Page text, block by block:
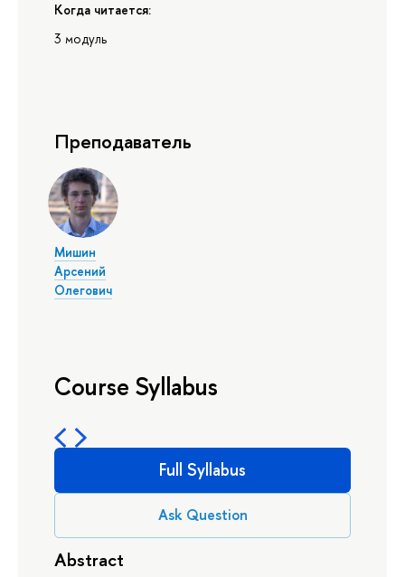
Когда читается:
3 модуль
Преподаватель
Мишин
Арсений
Олегович
Course Syllabus
Full Syllabus
Ask Question
Abstract